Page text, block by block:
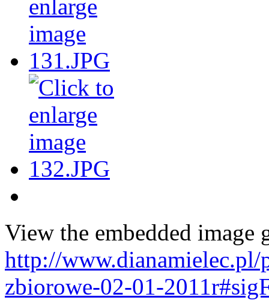
View the embedded image
http://
zbiorowe-02-01-